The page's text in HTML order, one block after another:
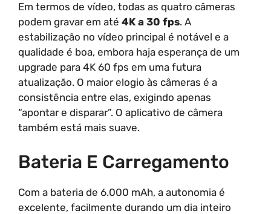
Em termos de vídeo, todas as quatro câmeras
podem gravar em até 4K a 30 fps. A
estabilização no vídeo principal é notável e a
qualidade é boa, embora haja esperança de um
upgrade para 4K 60 fps em uma futura
atualização. O maior elogio às câmeras é a
consistência entre elas, exigindo apenas
“apontar e disparar”. O aplicativo de câmera
também está mais suave.
Bateria E Carregamento
Com a bateria de 6.000 mAh, a autonomia é
excelente, facilmente durando um dia inteiro